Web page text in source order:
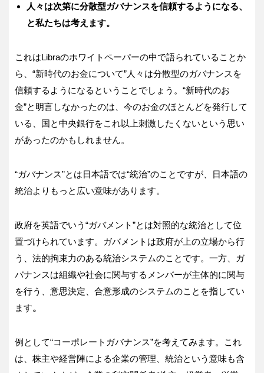
人々は次第に分散型ガバナンスを信頼するようになる、
と私たちは考えます。
これはLibraのホワイトペーパーの中で語られていることか
ら、“新時代のお金について”人々は分散型のガバナンスを
信頼するようになるということでしょう。“新時代のお
金”と明言しなかったのは、今のお金のほとんどを発行して
いる、国と中央銀行をこれ以上刺激したくないという思い
があったのかもしれません。
“ガバナンス”とは日本語では“統治”のことですが、日本語の
統治よりもっと広い意味があります。
政府を英語でいう“ガバメント”とは対照的な統治として位
置づけられています。ガバメントは政府が上の立場から行
う、法的拘束力のある統治システムのことです。一方、ガ
バナンスは組織や社会に関与するメンバーが主体的に関与
を行う、意思決定、合意形成のシステムのことを指してい
ます。
例として“コーポレートガバナンス”を考えてみます。これ
は、株主や経営陣による企業の管理、統治という意味も含